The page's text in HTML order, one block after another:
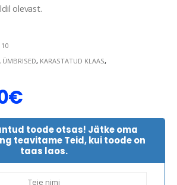
olevast.
ÜMBRISED, KARASTATUD KLAAS,
€
toode otsas! Jätke oma
teavitame Teid, kui toode on
taas laos.